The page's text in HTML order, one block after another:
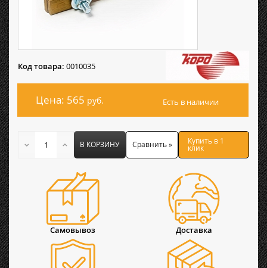
Код товара: 0010035
Цена: 565 руб. Есть в наличии
В КОРЗИНУ Сравнить » Купить в 1
клик
Самовывоз Доставка